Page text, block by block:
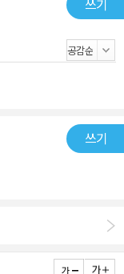
쓰기
쓰기